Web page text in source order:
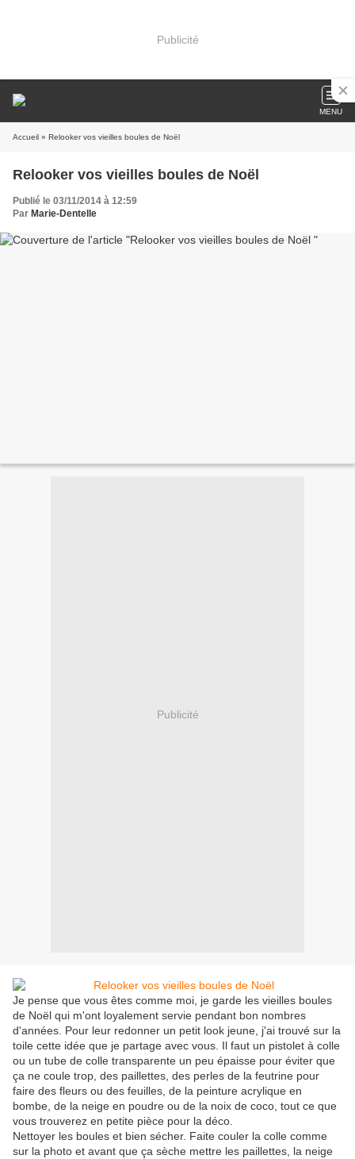
Publicité
MENU
Accueil » Relooker vos vieilles boules de Noël
Relooker vos vieilles boules de Noël
Publié le 03/11/2014 à 12:59
Par Marie-Dentelle
Publicité
Je pense que vous êtes comme moi, je garde les vieilles boules
de Noël qui m'ont loyalement servie pendant bon nombres
d'années. Pour leur redonner un petit look jeune, j'ai trouvé sur la
toile cette idée que je partage avec vous. Il faut un pistolet à colle
ou un tube de colle transparente un peu épaisse pour éviter que
ça ne coule trop, des paillettes, des perles de la feutrine pour
faire des fleurs ou des feuilles, de la peinture acrylique en
bombe, de la neige en poudre ou de la noix de coco, tout ce que
vous trouverez en petite pièce pour la déco.
Nettoyer les boules et bien sécher. Faite couler la colle comme
sur la photo et avant que ça sèche mettre les paillettes, la neige